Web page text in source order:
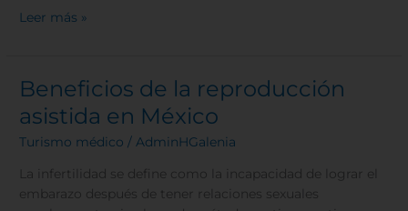
Leer más »
Beneficios de la reproducción
asistida en México
Turismo médico /AdminHGalenia
La infertilidad se define como la incapacidad de lograr el
embarazo después de tener relaciones sexuales
Beneficios
la
reproducción